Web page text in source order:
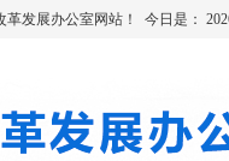
发展办公室网站！ 今日是：